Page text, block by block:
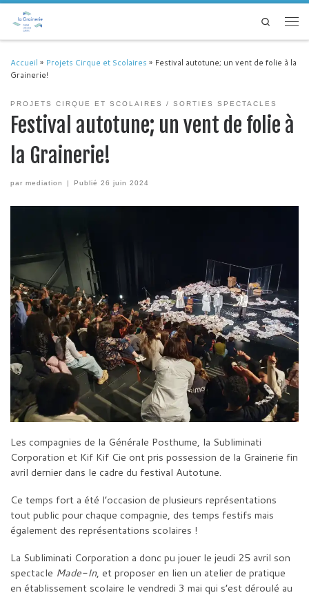
Passer au contenu
Search
Accueil » Projets Cirque et Scolaires » Festival autotune; un vent de folie à la
Grainerie!
PROJETS CIRQUE ET SCOLAIRES SORTIES SPECTACLES
Festival autotune; un vent de folie à
la Grainerie!
par mediation Publié26 juin 2024
Les compagnies de la Générale Posthume, la Subliminati
Corporation et Kif Kif Cie ont pris possession de la Grainerie fin
avril dernier dans le cadre du festival Autotune.
Ce temps fort a été l’occasion de plusieurs représentations
tout public pour chaque compagnie, des temps festifs mais
également des représentations scolaires !
La Subliminati Corporation a donc pu jouer le jeudi 25 avril son
spectacle Made-In, et proposer en lien un atelier de pratique
en établissement scolaire le vendredi 3 mai qui s’est déroulé au